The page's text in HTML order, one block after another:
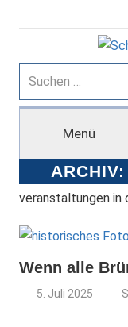
Inhalt
Suchen
nach:
Menü
ARCHIV:
veranstaltungen in
Wenn alle
5. Juli 2025